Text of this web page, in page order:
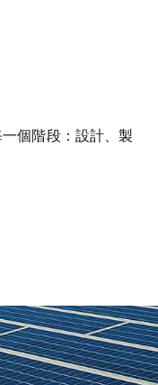
個階段：設計、製